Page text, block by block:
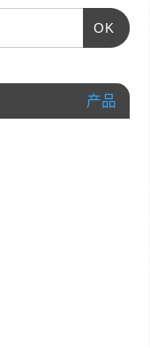
OK
产品